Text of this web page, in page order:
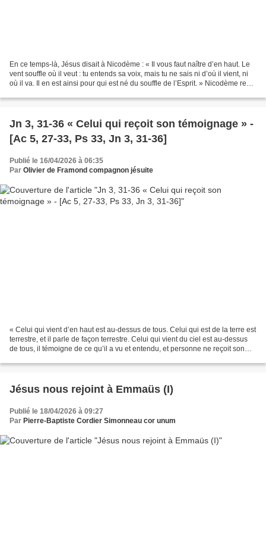
En ce temps-là, Jésus disait à Nicodème : « Il vous faut naître d’en haut. Le
vent souffle où il veut : tu entends sa voix, mais tu ne sais ni d’où il vient, ni
où il va. Il en est ainsi pour qui est né du souffle de l’Esprit. » Nicodème reprit
Jn 3, 31-36 « Celui qui reçoit son témoignage » -
[Ac 5, 27-33, Ps 33, Jn 3, 31-36]
Publié le 16/04/2026 à 06:35
Par Olivier de Framond compagnon jésuite
« Celui qui vient d’en haut est au-dessus de tous. Celui qui est de la terre est
terrestre, et il parle de façon terrestre. Celui qui vient du ciel est au-dessus
de tous, il témoigne de ce qu’il a vu et entendu, et personne ne reçoit son
Jésus nous rejoint à Emmaüs (I)
Publié le 18/04/2026 à 09:27
Par Pierre-Baptiste Cordier Simonneau cor unum